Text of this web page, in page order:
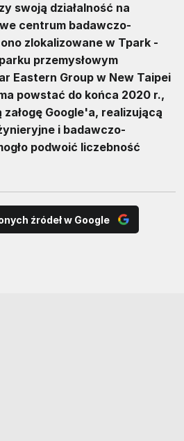
swoją działalność na
centrum badawczo-
zlokalizowane w Tpark -
przemysłowym
Eastern Group w New Taipei
powstać do końca 2020 r.,
załogę Google'a, realizującą
i badawczo-
podwoić liczebność
źródeł w Google